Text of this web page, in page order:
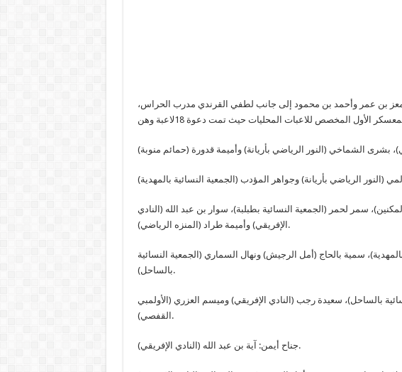
معز بن عمر وأحمد بن محمود إلى جانب لطفي القرندي مدرب الحراس،
(النور الرياضي بأريانة) وجواهر المؤدب (الجمعية النسائية بالمهدية)
سمر لحمر (الجمعية النسائية بطبلبة)، سوار بن عبد الله (النادي
الإفريقي) وأميمة طراد (المنزه الرياضي).
سمية بالحاج (أمل الرجيش) ونهال السماري (الجمعية النسائية
بالساحل).
بالساحل)، سعيدة رجب (النادي الإفريقي) وميسم العزري (الأولمبي
القفصي).
جناح أيمن: آية بن عبد الله (النادي الإفريقي).